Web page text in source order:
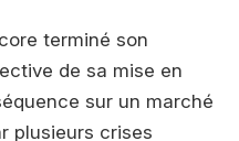
terminé son
de sa mise en
sur un marché
plusieurs crises